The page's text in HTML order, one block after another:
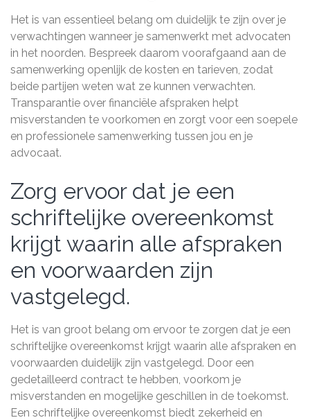
Het is van essentieel belang om duidelijk te zijn over je
verwachtingen wanneer je samenwerkt met advocaten
in het noorden. Bespreek daarom voorafgaand aan de
samenwerking openlijk de kosten en tarieven, zodat
beide partijen weten wat ze kunnen verwachten.
Transparantie over financiële afspraken helpt
misverstanden te voorkomen en zorgt voor een soepele
en professionele samenwerking tussen jou en je
advocaat.
Zorg ervoor dat je een
schriftelijke overeenkomst
krijgt waarin alle afspraken
en voorwaarden zijn
vastgelegd.
Het is van groot belang om ervoor te zorgen dat je een
schriftelijke overeenkomst krijgt waarin alle afspraken en
voorwaarden duidelijk zijn vastgelegd. Door een
gedetailleerd contract te hebben, voorkom je
misverstanden en mogelijke geschillen in de toekomst.
Een schriftelijke overeenkomst biedt zekerheid en